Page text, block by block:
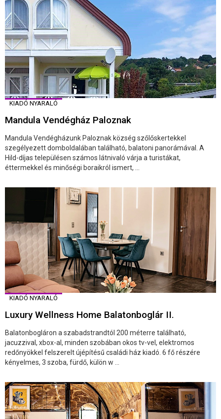
KIADÓ NYARALÓ
Mandula Vendégház Paloznak
Mandula Vendégházunk Paloznak község szőlőskertekkel
szegélyezett domboldalában található, balatoni panorámával. A
Hild-díjas településen számos látnivaló várja a turistákat,
éttermekkel és minőségi boraikról ismert, ...
KIADÓ NYARALÓ
Luxury Wellness Home Balatonboglár II.
Balatonbogláron a szabadstrandtól 200 méterre található,
jacuzzival, xbox-al, minden szobában okos tv-vel, elektromos
redőnyökkel felszerelt újépítésű családi ház kiadó. 6 fő részére
kényelmes, 3 szoba, fürdő, külön w ...